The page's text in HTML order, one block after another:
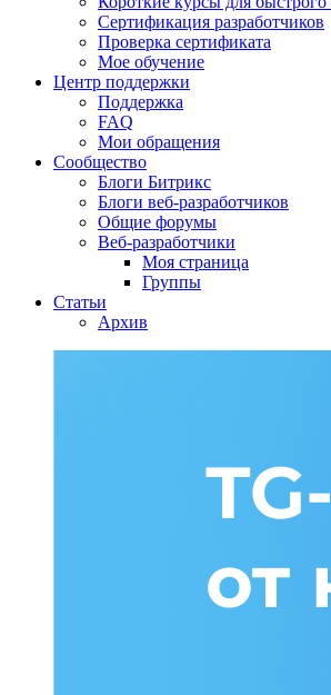
Сертификация разработчиков
Проверка сертификата
Мое обучение
Центр поддержки
Поддержка
FAQ
Мои обращения
Сообщество
Блоги Битрикс
Блоги веб-разработчиков
Общие форумы
Веб-разработчики
Моя страница
Группы
Статьи
Архив